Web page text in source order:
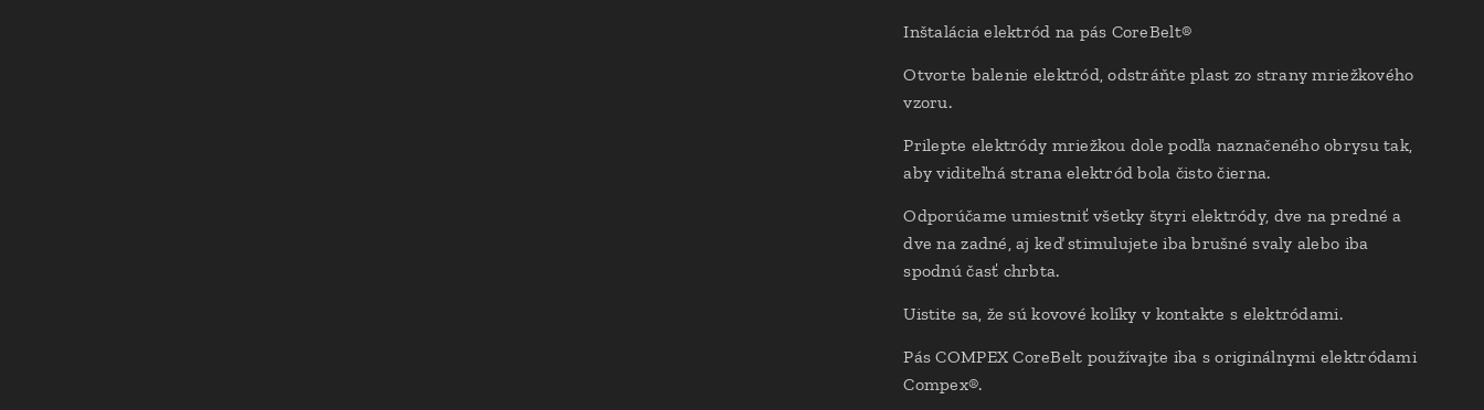
Inštalácia elektród na pás CoreBelt®
Otvorte balenie elektród, odstráňte plast zo strany mriežkového
vzoru.
Prilepte elektródy mriežkou dole podľa naznačeného obrysu tak,
aby viditeľná strana elektród bola čisto čierna.
Odporúčame umiestniť všetky štyri elektródy, dve na predné a
dve na zadné, aj keď stimulujete iba brušné svaly alebo iba
spodnú časť chrbta.
Uistite sa, že sú kovové kolíky v kontakte s elektródami.
Pás COMPEX CoreBelt používajte iba s originálnymi elektródami
Compex®.